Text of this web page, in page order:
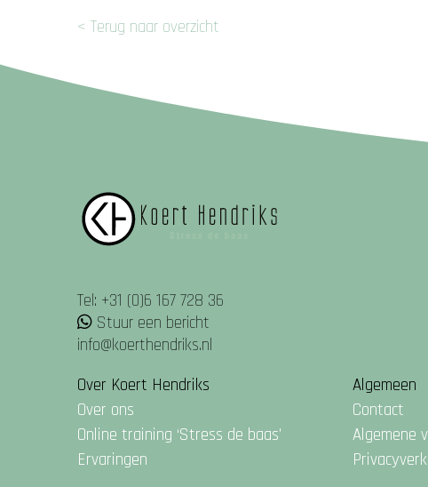
< Terug naar overzicht
Tel: +31 (0)6 167 728 36
Stuur een bericht
info@koerthendriks.nl
Over Koert Hendriks
Over ons
Online training ‘Stress de baas’
Ervaringen
Algemeen
Contact
Algemene